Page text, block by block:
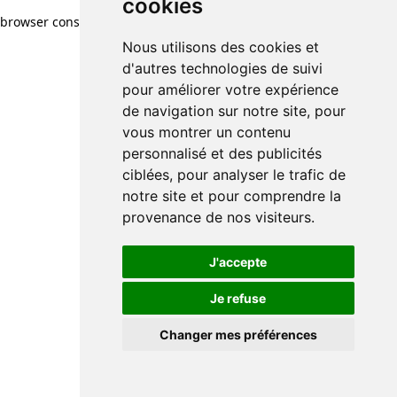
cookies
Nous utilisons des cookies et
d'autres technologies de suivi
pour améliorer votre expérience
de navigation sur notre site, pour
vous montrer un contenu
personnalisé et des publicités
ciblées, pour analyser le trafic de
notre site et pour comprendre la
provenance de nos visiteurs.
J'accepte
Je refuse
Changer mes préférences
browser console for more information)